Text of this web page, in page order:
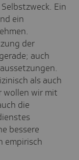
Ein
ein
der
auch
als auch
wollen wir mit
die
bessere
empirisch